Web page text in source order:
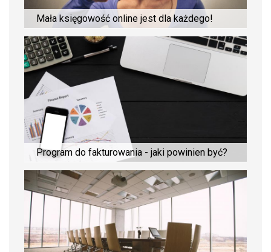
Mała księgowość online jest dla każdego!
Program do fakturowania - jaki powinien być?